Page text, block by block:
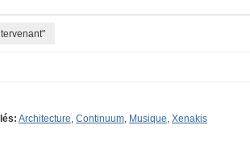
Architecture, Continuum, Musique, Xenakis